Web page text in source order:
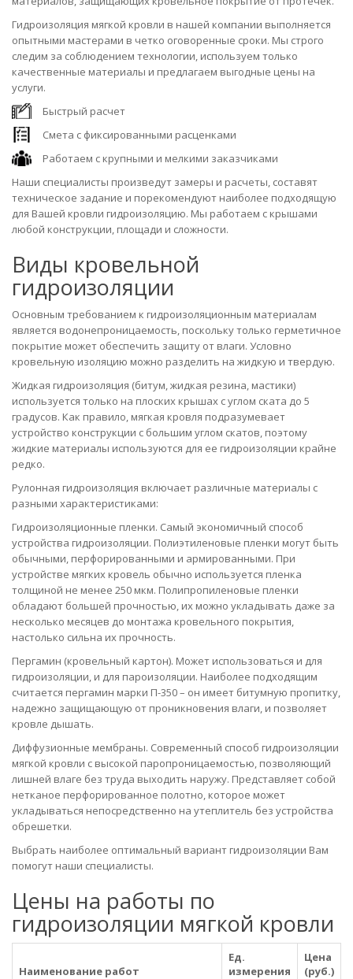
Гидроизоляция мягкой кровли в нашей компании выполняется
опытными мастерами в четко оговоренные сроки. Мы строго
следим за соблюдением технологии, используем только
качественные материалы и предлагаем выгодные цены на
услуги.
Быстрый расчет
Смета с фиксированными расценками
Работаем с крупными и мелкими заказчиками
Наши специалисты произведут замеры и расчеты, составят
техническое задание и порекомендуют наиболее подходящую
для Вашей кровли гидроизоляцию. Мы работаем с крышами
любой конструкции, площади и сложности.
Виды кровельной
гидроизоляции
Основным требованием к гидроизоляционным материалам
является водонепроницаемость, поскольку только герметичное
покрытие может обеспечить защиту от влаги. Условно
кровельную изоляцию можно разделить на жидкую и твердую.
Жидкая гидроизоляция (битум, жидкая резина, мастики)
используется только на плоских крышах с углом ската до 5
градусов. Как правило, мягкая кровля подразумевает
устройство конструкции с большим углом скатов, поэтому
жидкие материалы используются для ее гидроизоляции крайне
редко.
Рулонная гидроизоляция включает различные материалы с
разными характеристиками:
Гидроизоляционные пленки. Самый экономичный способ
устройства гидроизоляции. Полиэтиленовые пленки могут быть
обычными, перфорированными и армированными. При
устройстве мягких кровель обычно используется пленка
толщиной не менее 250 мкм. Полипропиленовые пленки
обладают большей прочностью, их можно укладывать даже за
несколько месяцев до монтажа кровельного покрытия,
настолько сильна их прочность.
Пергамин (кровельный картон). Может использоваться и для
гидроизоляции, и для пароизоляции. Наиболее подходящим
считается пергамин марки П-350 – он имеет битумную пропитку,
надежно защищающую от проникновения влаги, и позволяет
кровле дышать.
Диффузионные мембраны. Современный способ гидроизоляции
мягкой кровли с высокой паропроницаемостью, позволяющий
лишней влаге без труда выходить наружу. Представляет собой
нетканое перфорированное полотно, которое может
укладываться непосредственно на утеплитель без устройства
обрешетки.
Выбрать наиболее оптимальный вариант гидроизоляции Вам
помогут наши специалисты.
Цены на работы по
гидроизоляции мягкой кровли
Наименование работ
Ед.
измерения
Цена
(руб.)